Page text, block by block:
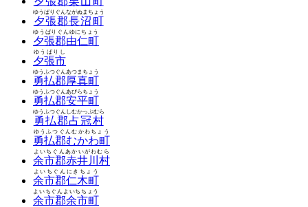
夕張郡長沼町
ゆうばりぐんながぬまちょう
夕張郡由仁町
ゆうばりぐんゆにちょう
夕張市
ゆうばりし
勇払郡厚真町
ゆうふつぐんあつまちょう
勇払郡安平町
ゆうふつぐんあびらちょう
勇払郡占冠村
ゆうふつぐんしむかっぷむら
勇払郡むかわ町
ゆうふつぐんむかわちょう
余市郡赤井川村
よいちぐんあかいがわむら
余市郡仁木町
よいちぐんにきちょう
余市郡余市町
よいちぐんよいちちょう